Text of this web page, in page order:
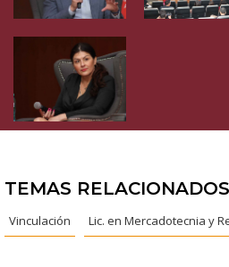
TEMAS RELACIONADOS
Vinculación Lic. en Mercadotecnia y